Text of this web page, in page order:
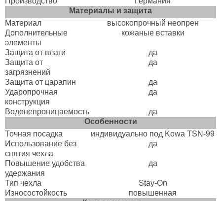
Материалы и защита
Материал
высокопрочный неопрен
Дополнительные
элементы
кожаные вставки
Защита от влаги
да
Защита от
загрязнений
да
Защита от царапин
да
Ударопрочная
конструкция
да
Водонепроницаемость
да
Особенности
Точная посадка
индивидуально под Kowa TSN-99
Использование без
снятия чехла
да
Повышение удобства
удержания
да
Тип чехла
Stay-On
Износостойкость
повышенная